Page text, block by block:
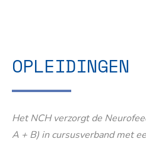
OPLEIDINGEN
Het NCH verzorgt de
A + B) in cursusverband met